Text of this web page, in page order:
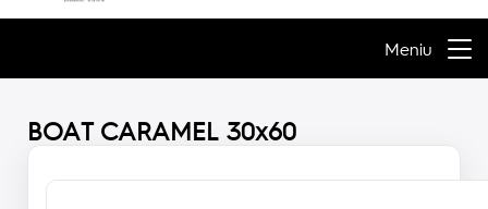
Meniu
BOAT CARAMEL 30x60